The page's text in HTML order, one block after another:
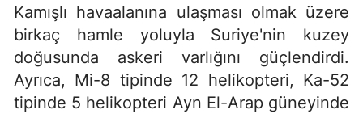
Kamışlı havaalanına ulaşması olmak üzere
birkaç hamle yoluyla Suriye'nin kuzey
doğusunda askeri varlığını güçlendirdi.
Ayrıca, Mi-8 tipinde 12 helikopteri, Ka-52
tipinde 5 helikopteri Ayn El-Arap güneyinde